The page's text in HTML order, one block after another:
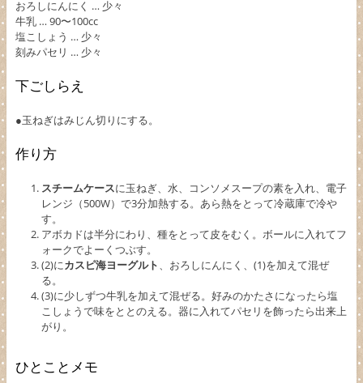
おろしにんにく … 少々
牛乳 … 90〜100cc
塩こしょう … 少々
刻みパセリ … 少々
下ごしらえ
●玉ねぎはみじん切りにする。
作り方
スチームケースに玉ねぎ、水、コンソメスープの素を入れ、電子
レンジ（500W）で3分加熱する。あら熱をとって冷蔵庫で冷や
す。
アボカドは半分にわり、種をとって皮をむく。ボールに入れてフ
ォークでよーくつぶす。
(2)にカスピ海ヨーグルト、おろしにんにく、(1)を加えて混ぜ
る。
(3)に少しずつ牛乳を加えて混ぜる。好みのかたさになったら塩
こしょうで味をととのえる。器に入れてパセリを飾ったら出来上
がり。
ひとことメモ